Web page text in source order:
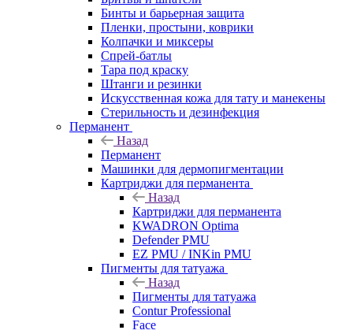
Бинты и барьерная защита
Пленки, простыни, коврики
Колпачки и миксеры
Спрей-батлы
Тара под краску
Штанги и резинки
Искусственная кожа для тату и манекены
Стерильность и дезинфекция
Перманент
Назад
Перманент
Машинки для дермопигментации
Картриджи для перманента
Назад
Картриджи для перманента
KWADRON Optima
Defender PMU
EZ PMU / INKin PMU
Пигменты для татуажа
Назад
Пигменты для татуажа
Contur Professional
Face